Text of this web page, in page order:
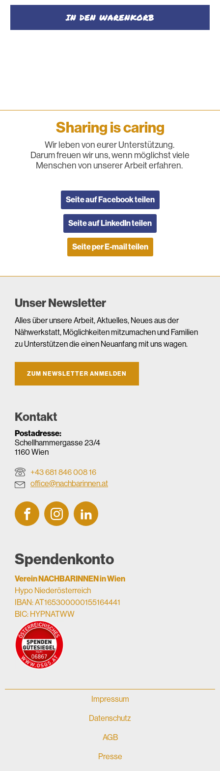
IN DEN WARENKORB
Sharing is caring
Wir leben von eurer Unterstützung.
Darum freuen wir uns, wenn möglichst viele
Menschen von unserer Arbeit erfahren.
Seite auf Facebook teilen
Seite auf LinkedIn teilen
Seite per E-mail teilen
Unser Newsletter
Alles über unsere Arbeit, Aktuelles, Neues aus der
Nähwerkstatt, Möglichkeiten mitzumachen und Familien
zu Unterstützen die einen Neuanfang mit uns wagen.
ZUM NEWSLETTER ANMELDEN
Kontakt
Postadresse:
Schellhammergasse 23/4
1160 Wien
+43 681 846 008 16
office@nachbarinnen.at
Spendenkonto
Verein NACHBARINNEN in Wien
Hypo Niederösterreich
IBAN: AT165300000155164441
BIC: HYPNATWW
Impressum
Datenschutz
AGB
Presse